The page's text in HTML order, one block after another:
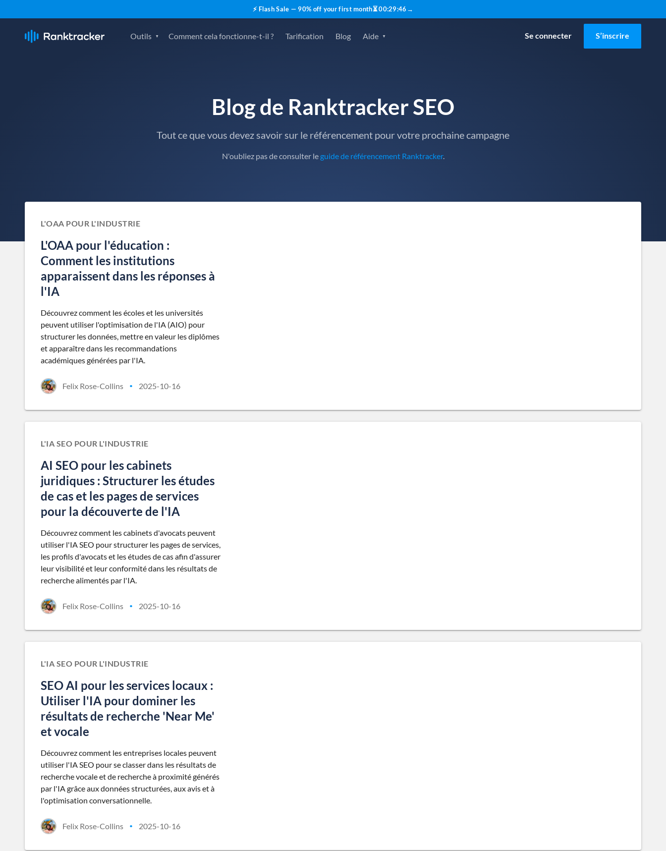
⚡ Flash Sale — 90% off your first month⏳00:29:45 →
Outils Comment cela fonctionne-t-il ? Tarification Blog Aide Se connecter S’inscrire
Blog de Ranktracker SEO
Tout ce que vous devez savoir sur le référencement pour votre prochaine campagne
N'oubliez pas de consulter le guide de référencement Ranktracker.
L'OAA POUR L'INDUSTRIE
L'OAA pour l'éducation :
Comment les institutions
apparaissent dans les réponses à
l'IA
Découvrez comment les écoles et les universités
peuvent utiliser l'optimisation de l'IA (AIO) pour
structurer les données, mettre en valeur les diplômes
et apparaître dans les recommandations
académiques générées par l'IA.
Felix Rose-Collins • 2025-10-16
L'IA SEO POUR L'INDUSTRIE
AI SEO pour les cabinets
juridiques : Structurer les études
de cas et les pages de services
pour la découverte de l'IA
Découvrez comment les cabinets d'avocats peuvent
utiliser l'IA SEO pour structurer les pages de services,
les profils d'avocats et les études de cas afin d'assurer
leur visibilité et leur conformité dans les résultats de
recherche alimentés par l'IA.
Felix Rose-Collins • 2025-10-16
L'IA SEO POUR L'INDUSTRIE
SEO AI pour les services locaux :
Utiliser l'IA pour dominer les
résultats de recherche 'Near Me'
et vocale
Découvrez comment les entreprises locales peuvent
utiliser l'IA SEO pour se classer dans les résultats de
recherche vocale et de recherche à proximité générés
par l'IA grâce aux données structurées, aux avis et à
l'optimisation conversationnelle.
Felix Rose-Collins • 2025-10-16